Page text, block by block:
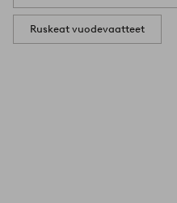
Ruskeat vuodevaatteet